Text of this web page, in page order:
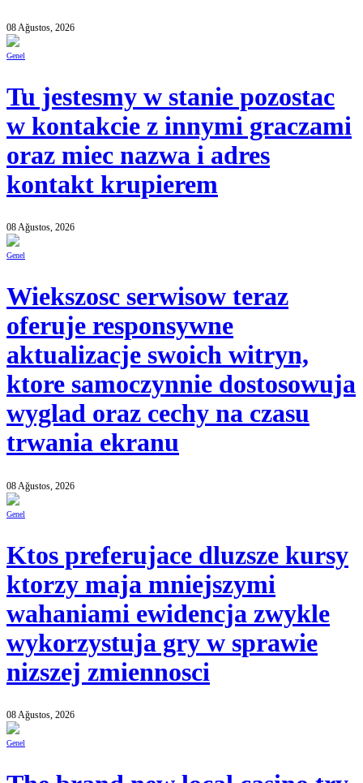
08 Ağustos, 2026
Genel
Tu jestesmy w stanie pozostac
w kontakcie z innymi graczami
oraz miec nazwa i adres
kontakt krupierem
08 Ağustos, 2026
Genel
Wiekszosc serwisow teraz
oferuje responsywne
aktualizacje swoich witryn,
ktore samoczynnie dostosowuja
wyglad oraz cechy na czasu
trwania ekranu
08 Ağustos, 2026
Genel
Ktos preferujace dluzsze kursy
ktorzy maja mniejszymi
wahaniami ewidencja zwykle
wykorzystuja gry w sprawie
nizszej zmiennosci
08 Ağustos, 2026
Genel